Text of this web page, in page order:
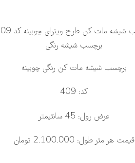
برچسب شیشه مات کن رنگی چوبینه
کد: 409
عرض رول: 45 سانتیمتر
قیمت هر متر طول: 2.100.000 تومان